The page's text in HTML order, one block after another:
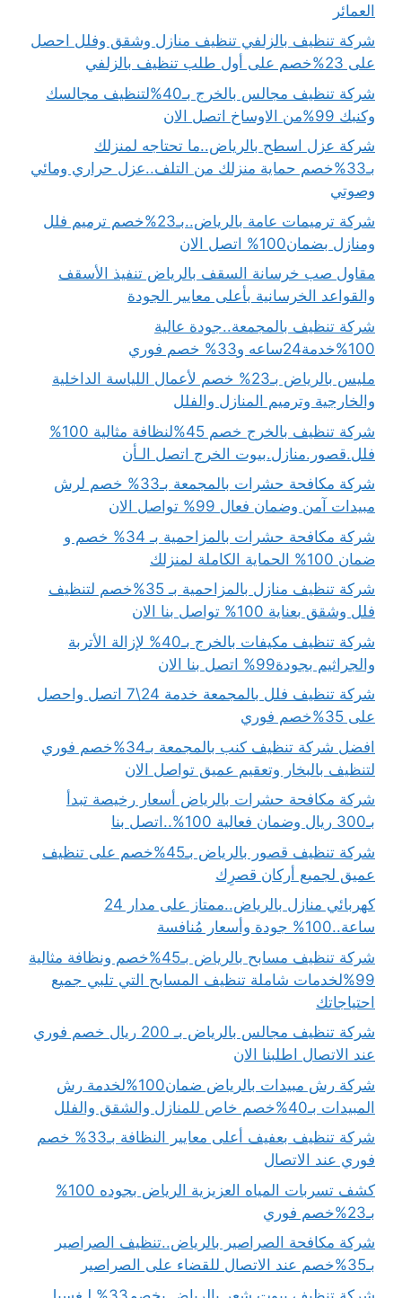
العمائر
شركة تنظيف بالزلفي تنظيف منازل وشقق وفلل احصل
على 23%خصم على أول طلب تنظيف بالزلفي
شركة تنظيف مجالس بالخرج بـ40%لتنظيف مجالسك
وكنبك 99%من الاوساخ اتصل الان
شركة عزل اسطح بالرياض..ما تحتاجه لمنزلك
بـ33%خصم حماية منزلك من التلف..عزل حراري ومائي
وصوتي
شركة ترميمات عامة بالرياض..بـ23%خصم ترميم فلل
ومنازل بضمان100% اتصل الان
مقاول صب خرسانة السقف بالرياض تنفيذ الأسقف
والقواعد الخرسانية بأعلى معايير الجودة
شركة تنظيف بالمجمعة..جودة عالية
100%خدمة24ساعه و33% خصم فوري
مليس بالرياض بـ23% خصم لأعمال اللياسة الداخلية
والخارجية وترميم المنازل والفلل
شركة تنظيف بالخرج خصم 45%لنظافة مثالية 100%
فلل.قصور.منازل.بيوت الخرج اتصل الـأن
شركة مكافحة حشرات بالمجمعة بـ33% خصم لرش
مبيدات آمن وضمان فعال 99% تواصل الان
شركة مكافحة حشرات بالمزاحمية بـ 34% خصم و
ضمان 100% الحماية الكاملة لمنزلك
شركة تنظيف منازل بالمزاحمية بـ 35%خصم لتنظيف
فلل وشقق بعناية 100% تواصل بنا الان
شركة تنظيف مكيفات بالخرج بـ40% لإزالة الأتربة
والجراثيم بجودة99% اتصل بنا الان
شركة تنظيف فلل بالمجمعة خدمة 24\7 اتصل واحصل
على 35%خصم فوري
افضل شركة تنظيف كنب بالمجمعة بـ34%خصم فوري
لتنظيف بالبخار وتعقيم عميق تواصل الان
شركة مكافحة حشرات بالرياض أسعار رخيصة تبدأ
بـ300 ريال وضمان فعالية 100%..اتصل بنا
شركة تنظيف قصور بالرياض بـ45%خصم على تنظيف
عميق لجميع أركان قصرِك
كهربائي منازل بالرياض..ممتاز على مدار 24
ساعة..100% جودة وأسعار مُنافسة
شركة تنظيف مسابح بالرياض بـ45%خصم ونظافة مثالية
99%لخدمات شاملة تنظيف المسابح التي تلبي جميع
احتياجاتك
شركة تنظيف مجالس بالرياض بـ 200 ريال خصم فوري
عند الاتصال اطلبنا الان
شركة رش مبيدات بالرياض ضمان100%لخدمة رش
المبيدات بـ40%خصم خاص للمنازل والشقق والفلل
شركة تنظيف بعفيف أعلى معايير النظافة بـ33% خصم
فوري عند الاتصال
كشف تسربات المياه العزيزية الرياض بجوده 100%
بـ23%خصم فوري
شركة مكافحة الصراصير بالرياض..تنظيف الصراصير
بـ35%خصم عند الاتصال للقضاء على الصراصير